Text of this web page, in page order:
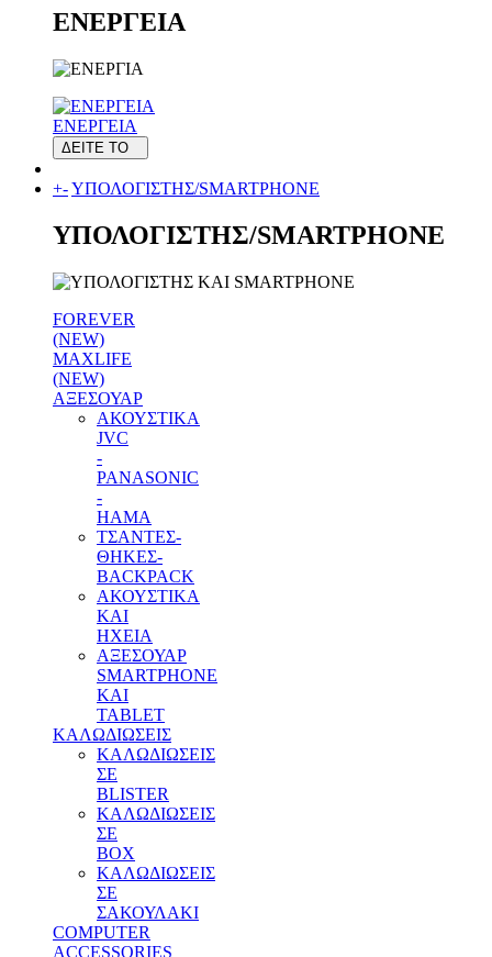
ΕΝΕΡΓΕΙΑ
ΕΝΕΡΓΕΙΑ
ΔΕΙΤΕ ΤΟ
+-ΥΠΟΛΟΓΙΣΤΗΣ/SMARTPHONE
ΥΠΟΛΟΓΙΣΤΗΣ/SMARTPHONE
FOREVER
(NEW)
MAXLIFE
(NEW)
ΑΞΕΣΟΥΑΡ
ΑΚΟΥΣΤΙΚΑ
JVC
-
PANASONIC
-
HAMA
ΤΣΑΝΤΕΣ-
ΘΗΚΕΣ-
BACKPACK
ΑΚΟΥΣΤΙΚΑ
ΚΑΙ
ΗΧΕΙΑ
ΑΞΕΣΟΥΑΡ
SMARTPHONE
ΚΑΙ
TABLET
ΚΑΛΩΔΙΩΣΕΙΣ
ΚΑΛΩΔΙΩΣΕΙΣ
ΣΕ
BLISTER
ΚΑΛΩΔΙΩΣΕΙΣ
ΣΕ
BOX
ΚΑΛΩΔΙΩΣΕΙΣ
ΣΕ
ΣΑΚΟΥΛΑΚΙ
COMPUTER
ACCESSORIES